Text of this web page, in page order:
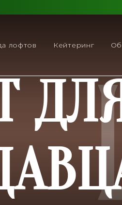
лофтов Кейтеринг